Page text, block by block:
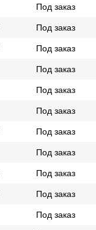
Под заказ
Под заказ
Под заказ
Под заказ
Под заказ
Под заказ
Под заказ
Под заказ
Под заказ
Под заказ
Под заказ